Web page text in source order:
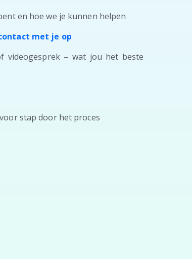
en hoe we je kunnen helpen
met je op
videogesprek – wat jou het beste
stap door het proces